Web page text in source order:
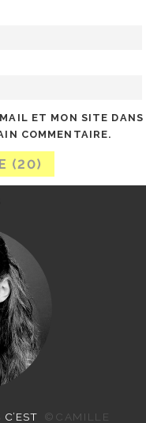
ET MON SITE DANS
COMMENTAIRE.
©CAMILLE